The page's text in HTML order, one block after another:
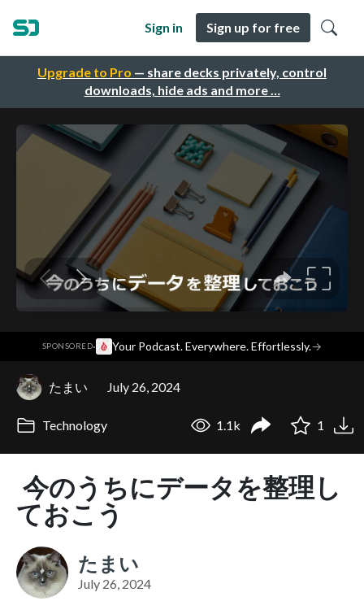
Upgrade to Pro — share decks privately, control
downloads, hide ads and more …
Sign in Sign up for free
SPONSORED· Your Podcast. Everywhere. Effortlessly.→
たまい July 26, 2024
Technology 1.1k 1
今のうちにデータを整理し
ておこう
たまい
July 26, 2024